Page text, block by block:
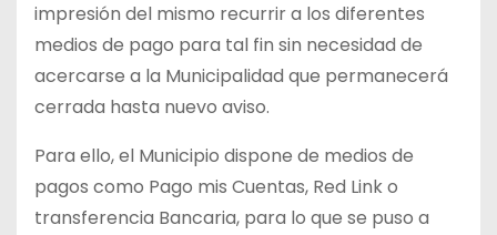
impresión del mismo recurrir a los diferentes
medios de pago para tal fin sin necesidad de
acercarse a la Municipalidad que permanecerá
cerrada hasta nuevo aviso.
Para ello, el Municipio dispone de medios de
pagos como Pago mis Cuentas, Red Link o
transferencia Bancaria, para lo que se puso a